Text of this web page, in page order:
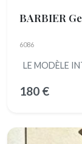
BARBIER
6086
LE MODÈLE
180 €